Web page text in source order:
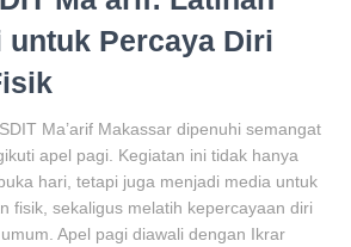
untuk Percaya Diri
Ma’arif Makassar dipenuhi semangat
apel pagi. Kegiatan ini tidak hanya
hari, tetapi juga menjadi media untuk
fisik, sekaligus melatih kepercayaan diri
Apel pagi diawali dengan Ikrar